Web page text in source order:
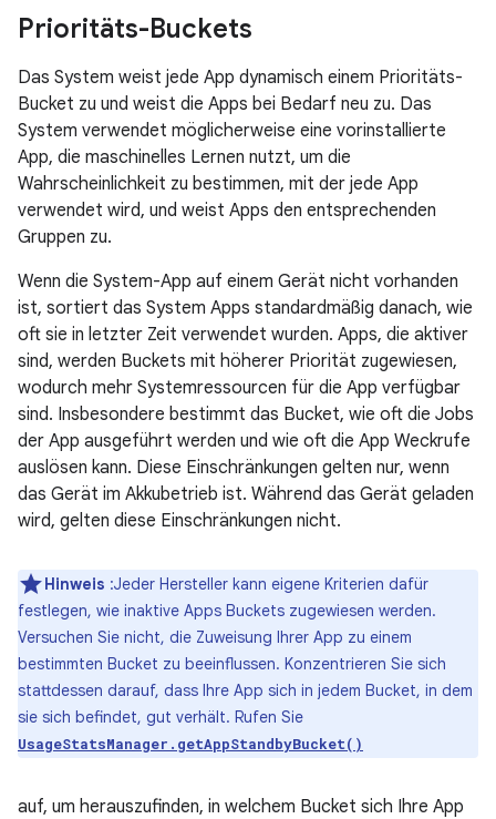
Prioritäts-Buckets
Das System weist jede App dynamisch einem Prioritäts-
Bucket zu und weist die Apps bei Bedarf neu zu. Das
System verwendet möglicherweise eine vorinstallierte
App, die maschinelles Lernen nutzt, um die
Wahrscheinlichkeit zu bestimmen, mit der jede App
verwendet wird, und weist Apps den entsprechenden
Gruppen zu.
Wenn die System-App auf einem Gerät nicht vorhanden
ist, sortiert das System Apps standardmäßig danach, wie
oft sie in letzter Zeit verwendet wurden. Apps, die aktiver
sind, werden Buckets mit höherer Priorität zugewiesen,
wodurch mehr Systemressourcen für die App verfügbar
sind. Insbesondere bestimmt das Bucket, wie oft die Jobs
der App ausgeführt werden und wie oft die App Weckrufe
auslösen kann. Diese Einschränkungen gelten nur, wenn
das Gerät im Akkubetrieb ist. Während das Gerät geladen
wird, gelten diese Einschränkungen nicht.
Hinweis :Jeder Hersteller kann eigene Kriterien dafür
festlegen, wie inaktive Apps Buckets zugewiesen werden.
Versuchen Sie nicht, die Zuweisung Ihrer App zu einem
bestimmten Bucket zu beeinflussen. Konzentrieren Sie sich
stattdessen darauf, dass Ihre App sich in jedem Bucket, in dem
sie sich befindet, gut verhält. Rufen Sie
UsageStatsManager.getAppStandbyBucket()
auf, um herauszufinden, in welchem Bucket sich Ihre App